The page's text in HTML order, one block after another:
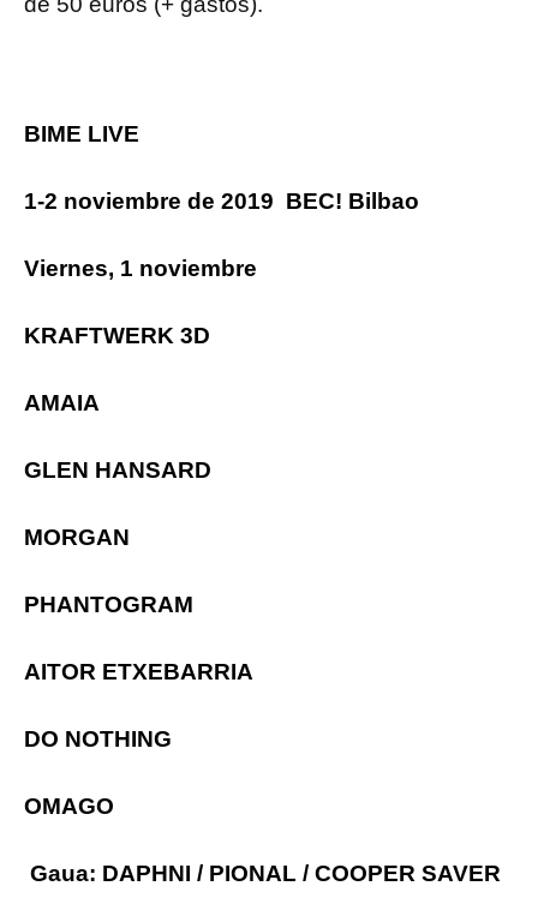
BIME LIVE
1-2 noviembre de 2019 BEC! Bilbao
Viernes, 1 noviembre
KRAFTWERK 3D
AMAIA
GLEN HANSARD
MORGAN
PHANTOGRAM
AITOR ETXEBARRIA
DO NOTHING
OMAGO
Gaua: DAPHNI / PIONAL / COOPER SAVER